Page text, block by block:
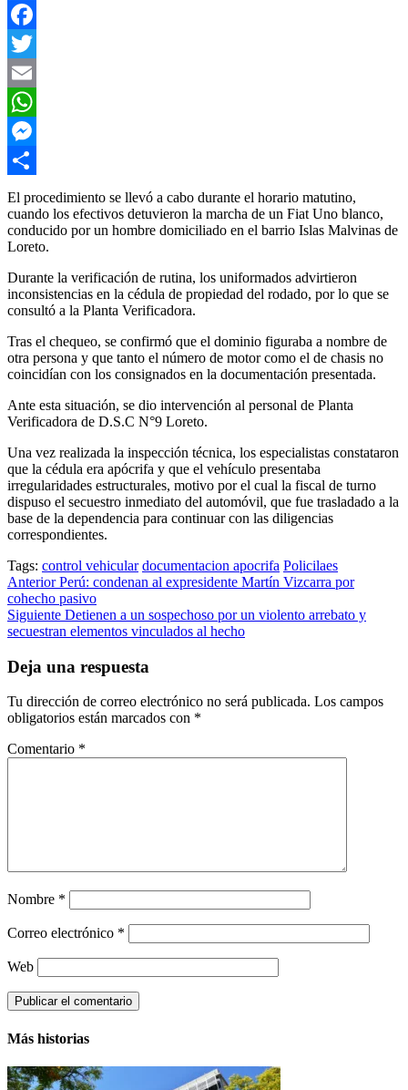
Facebook
Twitter
Email
WhatsApp
Messenger
Compartir
El procedimiento se llevó a cabo durante el horario matutino,
cuando los efectivos detuvieron la marcha de un Fiat Uno blanco,
conducido por un hombre domiciliado en el barrio Islas Malvinas de
Loreto.
Durante la verificación de rutina, los uniformados advirtieron
inconsistencias en la cédula de propiedad del rodado, por lo que se
consultó a la Planta Verificadora.
Tras el chequeo, se confirmó que el dominio figuraba a nombre de
otra persona y que tanto el número de motor como el de chasis no
coincidían con los consignados en la documentación presentada.
Ante esta situación, se dio intervención al personal de Planta
Verificadora de D.S.C N°9 Loreto.
Una vez realizada la inspección técnica, los especialistas constataron
que la cédula era apócrifa y que el vehículo presentaba
irregularidades estructurales, motivo por el cual la fiscal de turno
dispuso el secuestro inmediato del automóvil, que fue trasladado a la
base de la dependencia para continuar con las diligencias
correspondientes.
Tags: control vehicular documentacion apocrifa Policilaes
Post
navigation
AnteriorPerú: condenan al expresidente Martín Vizcarra por
cohecho pasivo
Siguiente Detienen a un sospechoso por un violento arrebato y
secuestran elementos vinculados al hecho
Deja una respuesta
Tu dirección de correo electrónico no será publicada. Los campos
obligatorios están marcados con *
Comentario *
Nombre *
Correo electrónico *
Web
Más historias